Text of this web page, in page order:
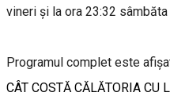
vineri și la ora 23:32 sâmbăta
Programul complet este
CÂT COSTĂ CĂLĂTORIA CU